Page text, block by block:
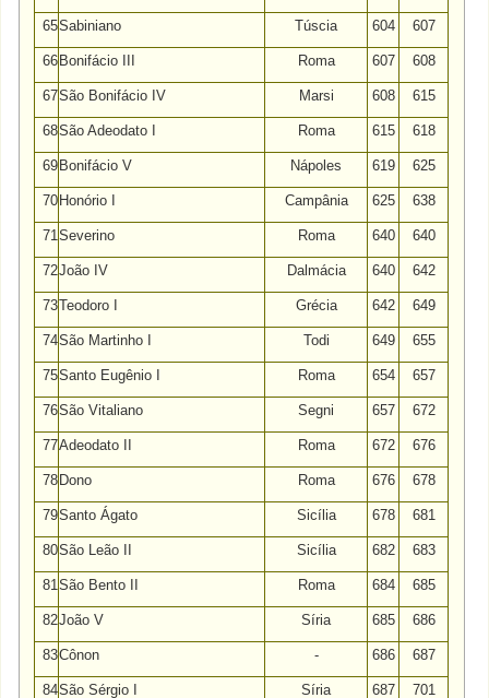
65Sabiniano Túscia 604 607
66 Bonifácio III Roma 607 608
67São Bonifácio IV Marsi 608 615
68São Adeodato I Roma 615 618
69 Bonifácio V Nápoles 619 625
70 Honório I Campânia 625 638
71Severino Roma 640 640
72João IV Dalmácia 640 642
73Teodoro I Grécia 642 649
74São Martinho I Todi 649 655
75Santo Eugênio I Roma 654 657
76São Vitaliano Segni 657 672
77Adeodato II Roma 672 676
78 Dono Roma 676 678
79Santo Ágato Sicília 678 681
80São Leão II Sicília 682 683
81São Bento II Roma 684 685
82João V Síria 685 686
83Cônon - 686 687
84São Sérgio I Síria 687 701